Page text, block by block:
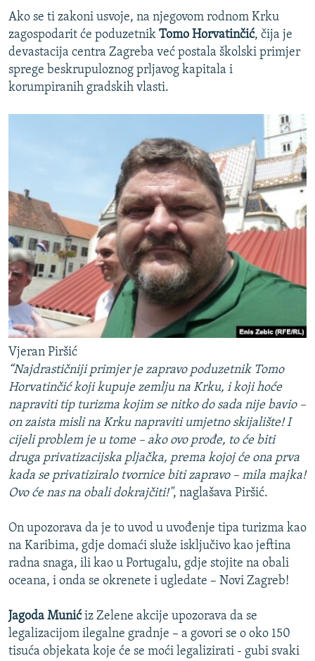
Ako se ti zakoni usvoje, na njegovom rodnom Krku
zagospodarit će poduzetnik Tomo Horvatinčić, čija je
devastacija centra Zagreba već postala školski primjer
sprege beskrupuloznog prljavog kapitala i
korumpiranih gradskih vlasti.
Vjeran Piršić
“Najdrastičniji primjer je zapravo poduzetnik Tomo
Horvatinčić koji kupuje zemlju na Krku, i koji hoće
napraviti tip turizma kojim se nitko do sada nije bavio –
on zaista misli na Krku napraviti umjetno skijalište! I
cijeli problem je u tome – ako ovo prođe, to će biti
druga privatizacijska pljačka, prema kojoj će ona prva
kada se privatiziralo tvornice biti zapravo – mila majka!
Ovo će nas na obali dokrajčiti!", naglašava Piršić.
On upozorava da je to uvod u uvođenje tipa turizma kao
na Karibima, gdje domaći služe isključivo kao jeftina
radna snaga, ili kao u Portugalu, gdje stojite na obali
oceana, i onda se okrenete i ugledate – Novi Zagreb!
Jagoda Munićiz Zelene akcije upozorava da se
legalizacijom ilegalne gradnje – a govori se o oko 150
tisuća objekata koje će se moći legalizirati - gubi svaki